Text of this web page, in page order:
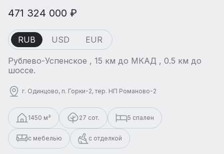
471 324 000 ₽
RUB USD EUR
Рублево-Успенское , 15 км до МКАД , 0.5 км до
шоссе.
г. Одинцово, п. Горки-2, тер. НП Романово-2
1450 м² 27 сот. 5 спален
с мебелью с отделкой